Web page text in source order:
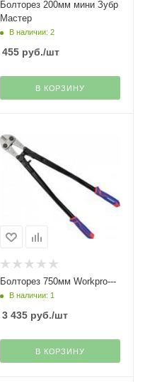
Болторез 200мм мини Зубр
Мастер
В наличии: 2
455руб./шт
В КОРЗИНУ
Болторез 750мм Workpro---
В наличии: 1
3 435руб./шт
В КОРЗИНУ